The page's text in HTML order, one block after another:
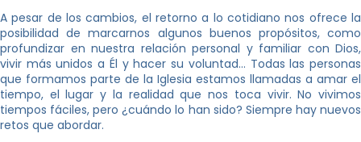
A pesar de los cambios, el retorno a lo cotidiano nos ofrece la
posibilidad de marcarnos algunos buenos propósitos, como
profundizar en nuestra relación personal y familiar con Dios,
vivir más unidos a Él y hacer su voluntad… Todas las personas
que formamos parte de la Iglesia estamos llamadas a amar el
tiempo, el lugar y la realidad que nos toca vivir. No vivimos
tiempos fáciles, pero ¿cuándo lo han sido? Siempre hay nuevos
retos que abordar.